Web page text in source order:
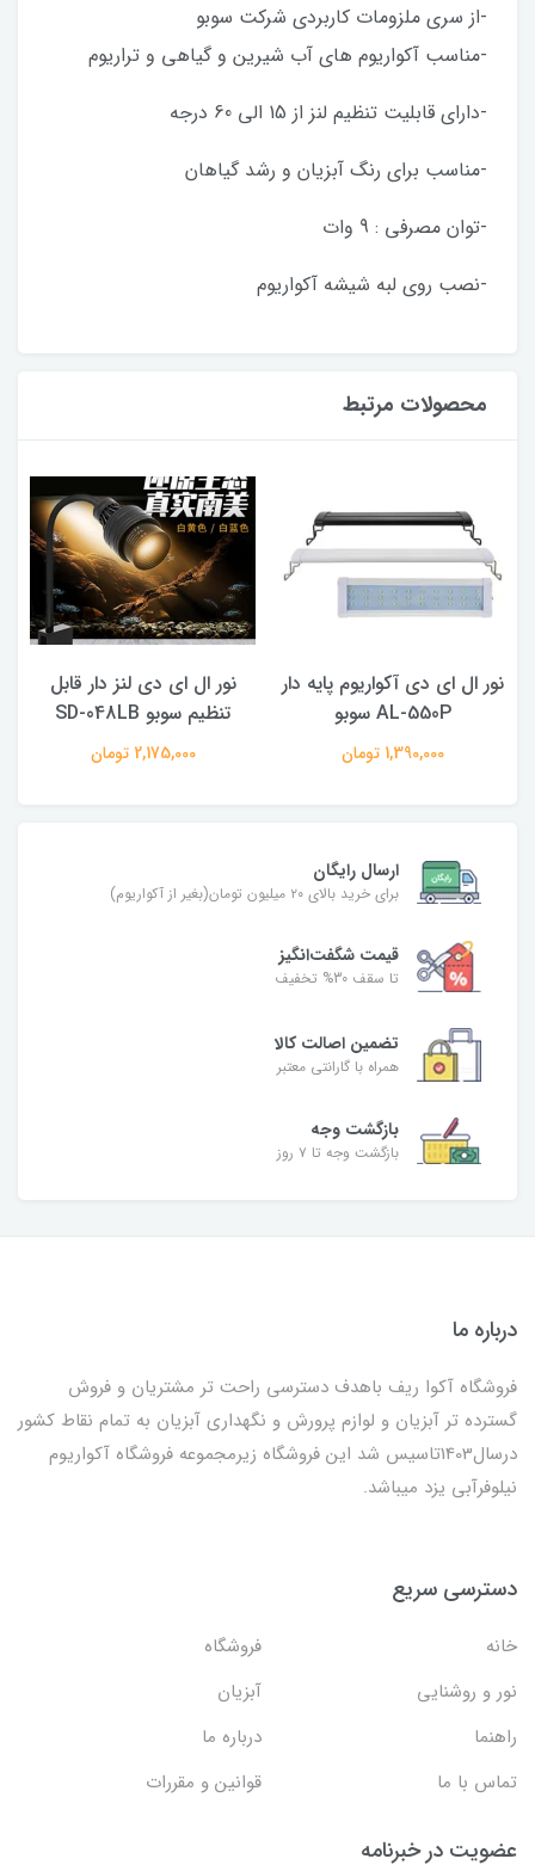
-از سری ملزومات کاربردی شرکت سوبو
-مناسب آکواریوم های آب شیرین و گیاهی و تراریوم
-دارای قابلیت تنظیم لنز از 15 الی 60 درجه
-مناسب برای رنگ آبزیان و رشد گیاهان
-توان مصرفی : 9 وات
-نصب روی لبه شیشه آکواریوم
محصولات مرتبط
نور ال ای دی آکواریوم پایه دار
AL-550P سوبو
1,390,000 تومان
نور ال ای دی لنز دار قابل
تنظیم سوبو SD-048LB
2,175,000 تومان
ارسال رایگان
برای خرید بالای ۲۰ میلیون تومان(بغیر از آکواریوم)
قیمت شگفت‌انگیز
تا سقف 30% تخفیف
تضمین اصالت کالا
همراه با گارانتی معتبر
بازگشت وجه
بازگشت وجه تا ۷ روز
درباره ما
فروشگاه آکوا ریف باهدف دسترسی راحت تر مشتریان و فروش
گسترده تر آبزیان و لوازم پرورش و نگهداری آبزیان به تمام نقاط کشور
درسال1403تاسیس شد این فروشگاه زیرمجموعه فروشگاه آکواریوم
نیلوفرآبی یزد میباشد.
دسترسی سریع
خانه
فروشگاه
نور و روشنایی
آبزیان
راهنما
درباره ما
تماس با ما
قوانین و مقررات
عضویت در خبرنامه